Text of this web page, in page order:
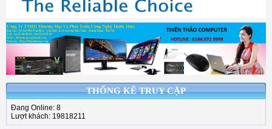
THỐNG KÊ TRUY CẬP
Đang Online: 8
Lượt khách: 19818211